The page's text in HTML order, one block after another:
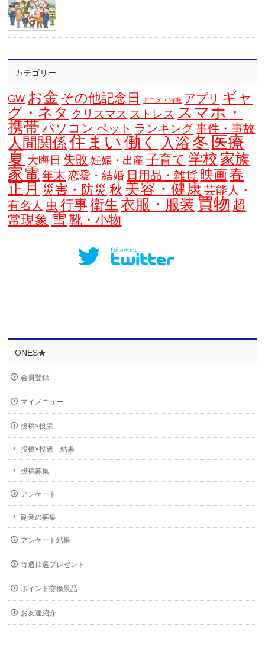
カテゴリー
GW お金 その他記念日 アニメ・特撮 アプリ ギャ
グ・ネタ クリスマス ストレス スマホ・
携帯 パソコン ペット ランキング事件・事故
人間関係住まい 働く 入浴 冬 医療
夏 大晦日 失敗 妊娠・出産 子育て 学校 家族
家電 年末 恋愛・結婚 日用品・雑貨 映画 春
正月 災害・防災 秋 美容・健康 芸能人・
有名人 虫 行事 衛生 衣服・服装 買物 超
常現象 雪 靴・小物
ONES★
会員登録
マイメニュー
投稿×投票
投稿×投票 結果
投稿募集
アンケート
副業の募集
アンケート結果
毎週抽選プレゼント
ポイント交換景品
お友達紹介